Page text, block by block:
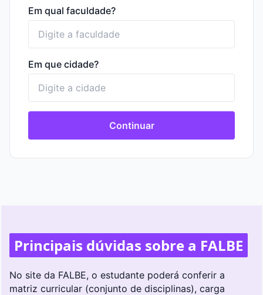
Em qual faculdade?
Em que cidade?
Continuar
Principais dúvidas sobre a FALBE
No site da FALBE, o estudante poderá conferir a
matriz curricular (conjunto de disciplinas), carga